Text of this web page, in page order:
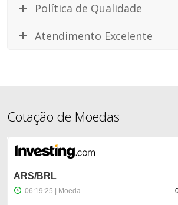
Política de Qualidade
Atendimento Excelente
Cotação de Moedas